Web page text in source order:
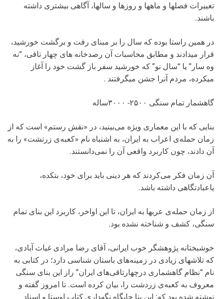
تغییرات فصلها و ماهها و روزها و سالها، آگاهی بیشتری داشته
باشند.
در همین راستا بوده که سال را بر مبنای رفت و برگشت خورشید،
قرار میدادند و مطابق محاسبات آن رصدخانه های چهار تاقی، “نه
وه سار” یا “سال نو” که خورشید سفر باز گشت خود را آغاز
میکرده، مردم آنرا جشن میگرفتند .
گاهشمار تمام سنگی ٢۵٠٠- ٣٠٠٠ساله
بنایی که با این معماری‌ ویژه می‌بینید، در «نقش رستم» است که از
زمان حمله‌ی اعراب به ایران، به اشتباه نام «کعبه‌ی زرتشت» را به
آن دادند، چون کاربرد واقعی آن را نمی‌دانستند.
آن زمان فکر می‌کردند که هر دینی باید برای خود، بتکده،
یاعبادتگاهی داشته باشد.
از زمان حمله‌ی عربها به ایران، تا این اواخر، کاربرد این بنای تمام
سنگی، کشف و شناخته نشده بود.
خوشبختانه پژوهشگر خوب ایرانی، آقای رضا مرادی غیاث آبادی،
که تلاشهای زیادی در زمینه‌های باستان شناسی دارد؛ در کتابی به
نام “نظام گاهشماری درچهارتاقی‌های ایران” راز این بنای سنگی
معروف به کعبه‌ی زردشت را، بیان کرده است. تا امروز گفته و
نوشته شده بود که: این بنا جایگاه نگهداری کتاب اوستا و اسناد